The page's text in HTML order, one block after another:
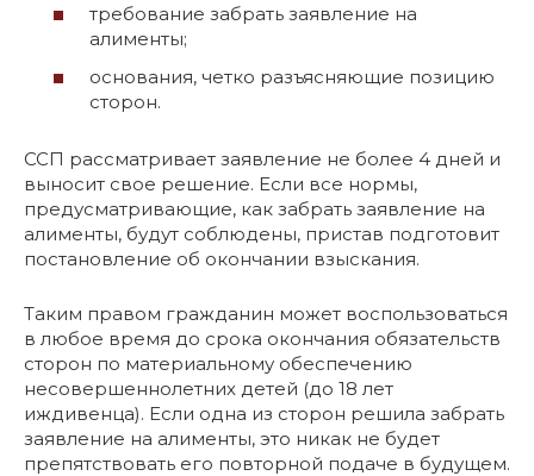
требование забрать заявление на
алименты;
основания, четко разъясняющие позицию
сторон.
ССП рассматривает заявление не более 4 дней и
выносит свое решение. Если все нормы,
предусматривающие, как забрать заявление на
алименты, будут соблюдены, пристав подготовит
постановление об окончании взыскания.
Таким правом гражданин может воспользоваться
в любое время до срока окончания обязательств
сторон по материальному обеспечению
несовершеннолетних детей (до 18 лет
иждивенца). Если одна из сторон решила забрать
заявление на алименты, это никак не будет
препятствовать его повторной подаче в будущем.